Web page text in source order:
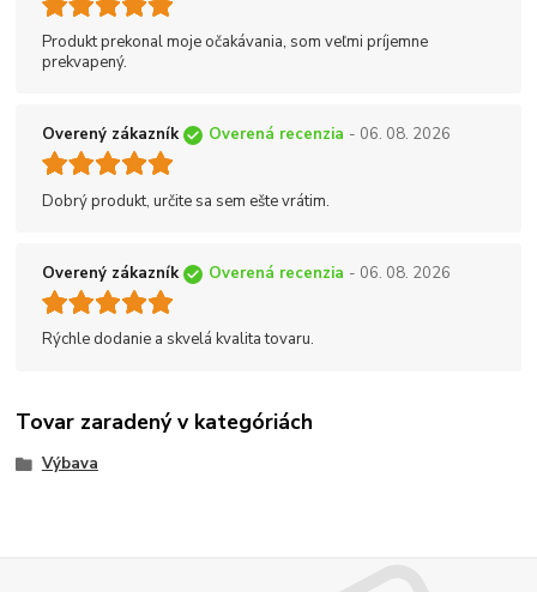
Produkt prekonal moje očakávania, som veľmi príjemne
prekvapený.
Overený zákazník Overená recenzia - 06. 08. 2026
Dobrý produkt, určite sa sem ešte vrátim.
Overený zákazník Overená recenzia - 06. 08. 2026
Rýchle dodanie a skvelá kvalita tovaru.
Tovar zaradený v kategóriách
Výbava